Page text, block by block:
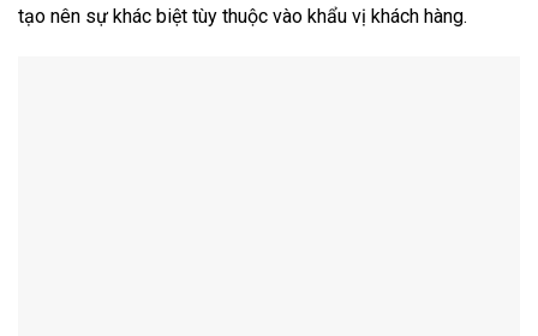
tạo nên sự khác biệt tùy thuộc vào khẩu vị khách hàng.